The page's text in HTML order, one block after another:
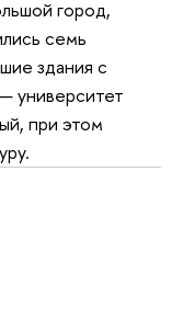
город,
семь
здания с
университет
при этом